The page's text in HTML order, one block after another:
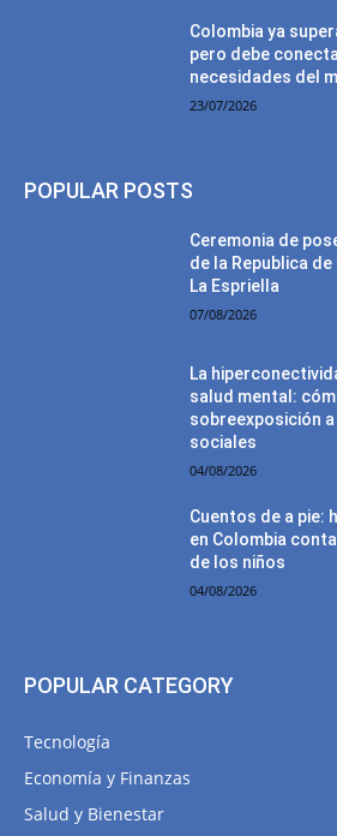
Colombia ya
pero debe
necesidades del
23/07/2026
POPULAR POSTS
Ceremonia de
de la Republica
La Espriella
07/08/2026
La
salud mental:
sobreexposición
sociales
04/08/2026
Cuentos de a pie:
en Colombia
de los niños
04/08/2026
POPULAR CATEGORY
Tecnología
Economía y Finanzas
Salud y Bienestar